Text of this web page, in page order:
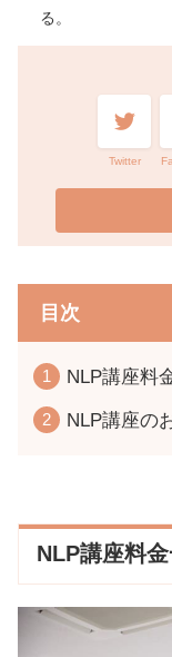
る。
Twitter
目次
NLP講座料
NLP講座の
NLP講座料